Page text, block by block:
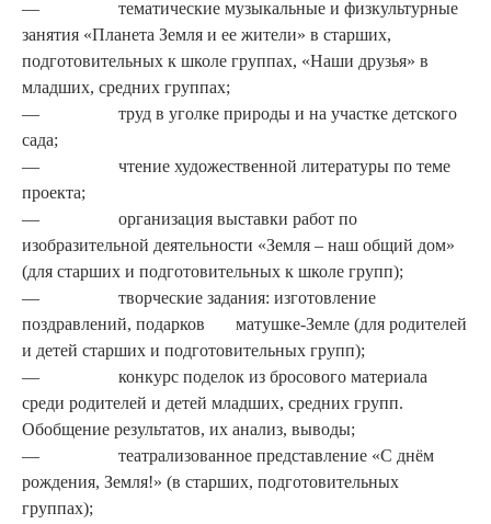
— тематические музыкальные и физкультурные
занятия «Пла­нета Земля и ее жители» в стар­ших,
подготовительных к шко­ле группах, «Наши друзья» в
младших, средних группах;
— труд в уголке природы и на участке детского
сада;
— чтение художественной лите­ратуры по теме
проекта;
— организация выставки работ по
изобразительной деятельно­сти «Земля – наш общий дом»
(для старших и подготовитель­ных к школе групп);
— творческие задания: изготов­ление
поздравлений, подарков матушке-Земле (для родителей
и детей старших и подготовительных групп);
— конкурс поделок из бросово­го материала
среди родителей и детей младших, средних групп.
Обобщение результатов, их ана­лиз, выводы;
— театрализованное представле­ние «С днём
рождения, Земля!» (в старших, подготовительных
группах);